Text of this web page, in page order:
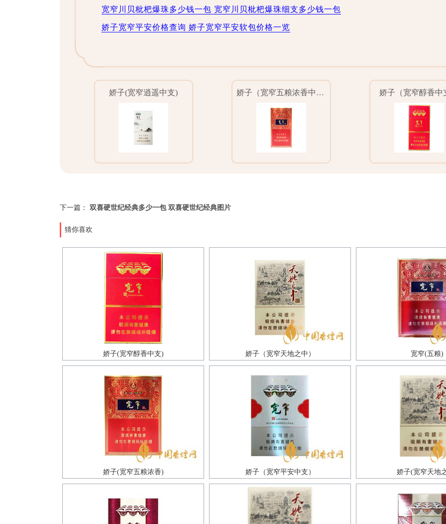
宽窄川贝枇杷爆珠多少钱一包 宽窄川贝枇杷爆珠细支多少钱一包
娇子宽窄平安价格查询 娇子宽窄平安软包价格一览
娇子(宽窄逍遥中支) 娇子（宽窄五粮浓香中支） 娇子（宽窄醇香中
下一篇： 双喜硬世纪经典多少一包 双喜硬世纪经典图片
猜你喜欢
娇子(宽窄醇香中支) 娇子（宽窄天地之中） 宽窄(五粮)
娇子(宽窄五粮浓香) 娇子（宽窄平安中支） 娇子(宽窄天地